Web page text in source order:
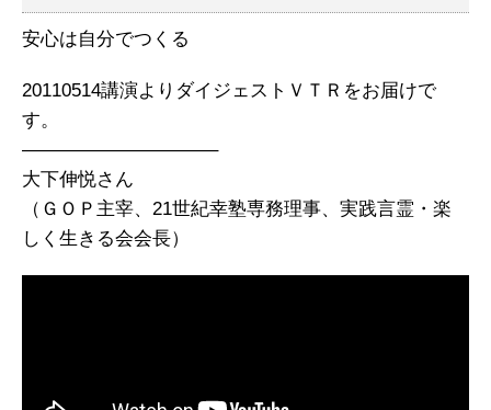
安心は自分でつくる
20110514講演よりダイジェストＶＴＲをお届けで
す。
——————————–
大下伸悦さん
（ＧＯＰ主宰、21世紀幸塾専務理事、実践言霊・楽
しく生きる会会長）